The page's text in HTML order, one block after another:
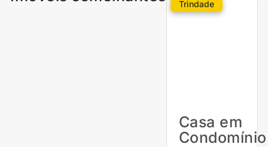
Trindade
Casa em
Condomínio